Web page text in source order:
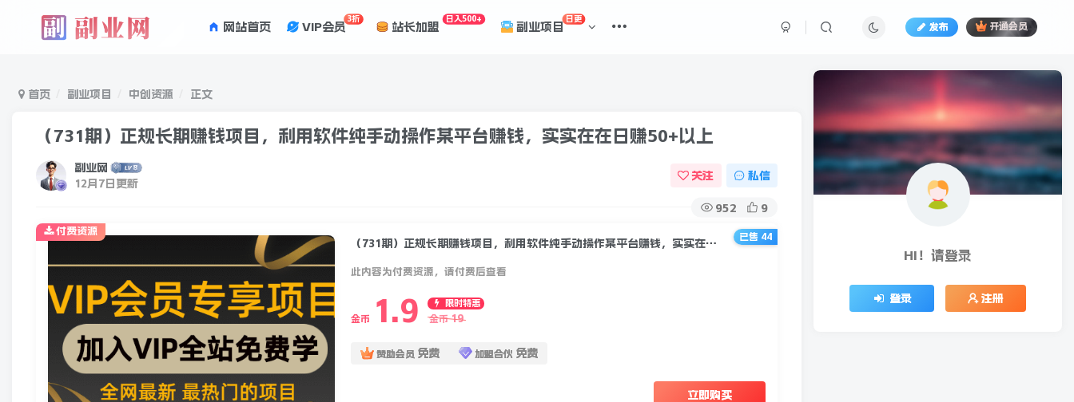
网站首页 VIP会员
3折
站长加盟
日入500+
副业项目
日更
发布 开通会员
首页 副业项目 中创资源 正文
（731期）正规长期赚钱项目，利用软件纯手动操作某平台赚钱，实实在在日赚50+以上
副业网
12月7日更新
关注 私信
952 9
（731期）正规长期赚钱项目，利用软件纯手动操作某平台赚钱，实实在在日赚50+以上
此内容为付费资源，请付费后查看
金币 1.9
限时特惠
金币 19
赞助会员 免费 加盟合伙 免费
立即购买
付费资源
已售 44
HI！请登录
登录 注册